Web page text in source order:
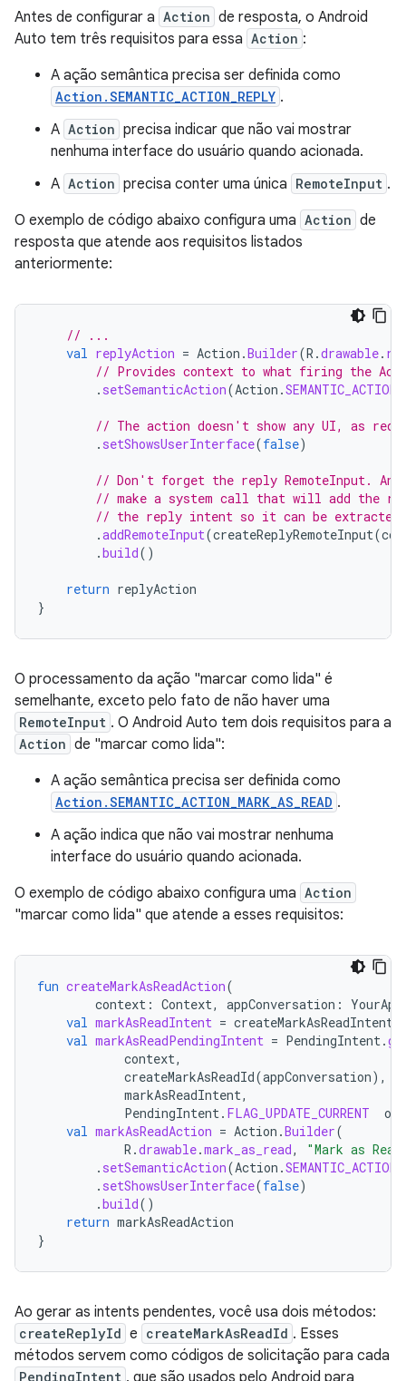
Antes de configurar a Action de resposta, o Android
Auto tem três requisitos para essa Action :
A ação semântica precisa ser definida como
Action.SEMANTIC_ACTION_REPLY .
A Action precisa indicar que não vai mostrar
nenhuma interface do usuário quando acionada.
A Action precisa conter uma única RemoteInput .
O exemplo de código abaixo configura uma Action de
resposta que atende aos requisitos listados
anteriormente:
// ...
val replyAction = Action .Builder(R .drawable.
// Provides context to what firing the
. setSemanticAction(Action .
// The action doesn't show any UI, as
. setShowsUserInterface(false)
// Don't forget the reply RemoteInput.
// make a system call that will add the
// the reply intent so it can be extracted
.addRemoteInput(createReplyRemoteInput(
.build()
return replyAction
}
O processamento da ação "marcar como lida" é
semelhante, exceto pelo fato de não haver uma
RemoteInput . O Android Auto tem dois requisitos para a
Action de "marcar como lida":
A ação semântica precisa ser definida como
Action.SEMANTIC_ACTION_MARK_AS_READ .
A ação indica que não vai mostrar nenhuma
interface do usuário quando acionada.
O exemplo de código abaixo configura uma Action
"marcar como lida" que atende a esses requisitos:
fun createMarkAsReadAction(
context : Context, appConversation :
val markAsReadIntent = createMarkAsReadIntent
val markAsReadPendingIntent = PendingIntent.
context,
createMarkAsReadId(appConversation),
markAsReadIntent,
PendingIntent. FLAG_UPDATE_CURRENT
or
val markAsReadAction = Action .Builder(
R .drawable.mark_as_read,
"Mark as
. setSemanticAction(Action .
. setShowsUserInterface(false)
.build()
return markAsReadAction
}
Ao gerar as intents pendentes, você usa dois métodos:
createReplyId e createMarkAsReadId . Esses
métodos servem como códigos de solicitação para cada
PendingIntent , que são usados pelo Android para